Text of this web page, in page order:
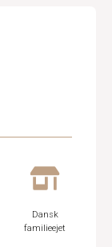
Dansk
familieejet